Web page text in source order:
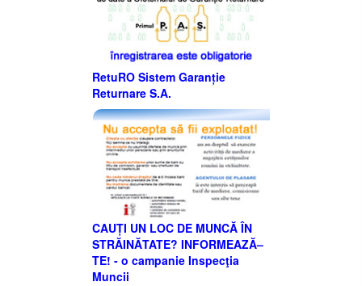
RetuRO Sistem Garanție
Returnare S.A.
CAUȚI UN LOC DE MUNCĂ ÎN
STRĂINĂTATE? INFORMEAZĂ–
TE! - o campanie Inspecţia
Muncii